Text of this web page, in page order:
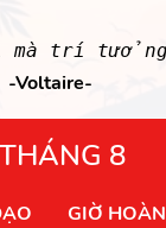
trí tưởng
-Voltaire-
8
GIỜ